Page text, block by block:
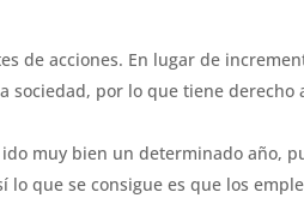
de acciones. En lugar de
por lo que tiene derecho
muy bien un determinado año,
que se consigue es que los